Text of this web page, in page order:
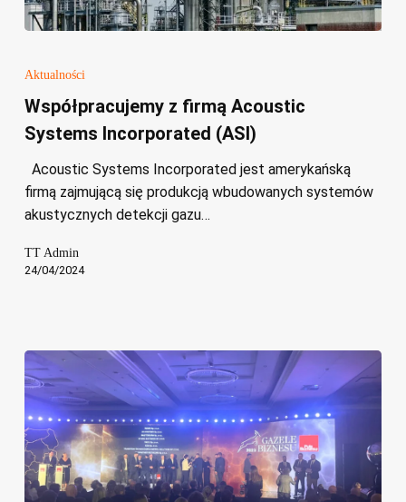
Acoustic
Systems
(ASI)
Aktualności
Współpracujemy z firmą Acoustic
Systems Incorporated (ASI)
Acoustic Systems Incorporated jest amerykańską
firmą zajmującą się produkcją wbudowanych systemów
akustycznych detekcji gazu…
TT Admin
24/04/2024